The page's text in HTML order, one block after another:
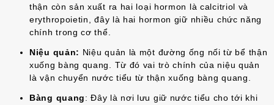
thận còn sản xuất ra hai loại hormon là calcitriol và
erythropoietin, đây là hai hormon giữ nhiều chức năng
chính trong cơ thể.
Niệu quản: Niệu quản là một đường ống nối từ bể thận
xuống bàng quang. Từ đó vai trò chính của niệu quản
là vận chuyển nước tiểu từ thận xuống bàng quang.
Bàng quang: Đây là nơi lưu giữ nước tiểu cho tới khi